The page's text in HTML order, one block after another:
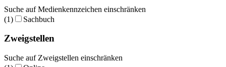
Suche auf Medienkennzeichen einschränken
(1)
Sachbuch
Zweigstellen
Suche auf Zweigstellen einschränken